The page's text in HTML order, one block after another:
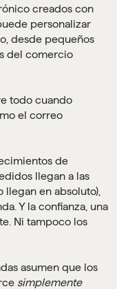
creados con
personalizar
desde pequeños
del comercio
todo cuando
el correo
de
llegan a las
en absoluto),
Y la confianza, una
Ni tampoco los
asumen que los
simplemente